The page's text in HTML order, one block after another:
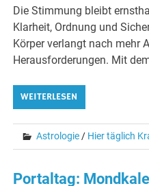
Die Stimmung bleibt
Klarheit, Ordnung und
Körper verlangt nach mehr
Herausforderungen. Mit
WEITERLESEN
Astrologie / Hier täglich
Portaltag: